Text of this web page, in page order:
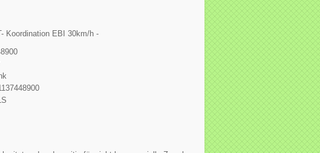
Koordination EBI 30km/h -